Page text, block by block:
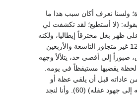
ولسنا نعرف أكان سبب هذا ما
(لا أستطيع؛ لقد تكشفت لي
مجلس ليون؛ وبدأ سفره الطويل على ظهر بغل مخترقاً إيطاليا، ولكنه
اعتراه الضعف في الطريق بين نابلي وروما فآوى إلى الفراش في دير السترسبين فسانوفاFossanuova بكنبانيا، وتوفي في عام 1274 غير متجاوز التاسعة والأربعين
إلى أقصى حد، يتلألأ وجهه
كل تفكيره وكل لحظة يقضيها مستيقظاً في يومه.
عاداته قبل أن يلقي عظة أو
محاضرة، وقبل أن يجلس للدرس أو التأليف، أن يصلي؛ وكان زملاؤه الرهبان يظنون أنه (مدين بعلمه إلى صلواته اكثر مما هو مدين به إلى جهود عقله) (60). وأنا لنجد